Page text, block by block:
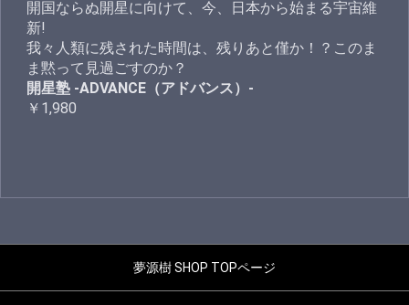
開国ならぬ開星に向けて、今、日本から始まる宇宙維
新!
我々人類に残された時間は、残りあと僅か！？このま
ま黙って見過ごすのか？
開星塾 -ADVANCE（アドバンス）-
￥1,980
夢源樹 SHOP TOPページ